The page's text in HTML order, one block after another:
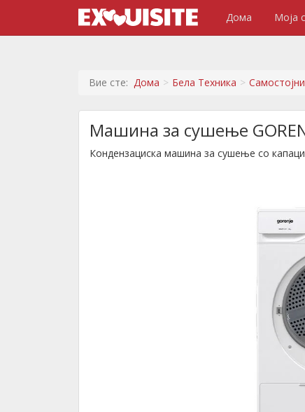
Дома Моја
Вие сте: Дома Бела Техника
Машина за сушење
Кондензациска машина за сушење со